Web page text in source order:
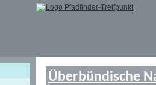
Überbündische